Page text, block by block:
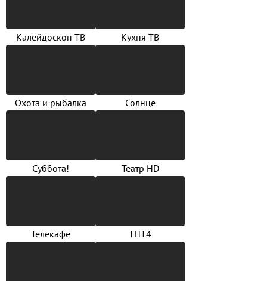
Калейдоскоп ТВ Кухня ТВ
Охота и рыбалка Солнце
Суббота! Театр HD
Телекафе ТНТ4